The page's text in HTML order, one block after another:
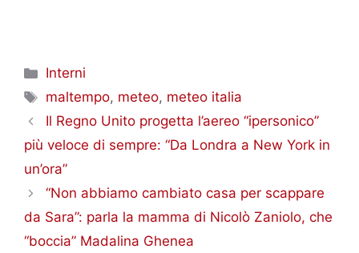
Categorie
Interni
Tag
maltempo, meteo, meteo italia
Il Regno Unito progetta l’aereo “ipersonico”
più veloce di sempre: “Da Londra a New York in
un’ora”
“Non abbiamo cambiato casa per scappare
da Sara”: parla la mamma di Nicolò Zaniolo, che
“boccia” Madalina Ghenea